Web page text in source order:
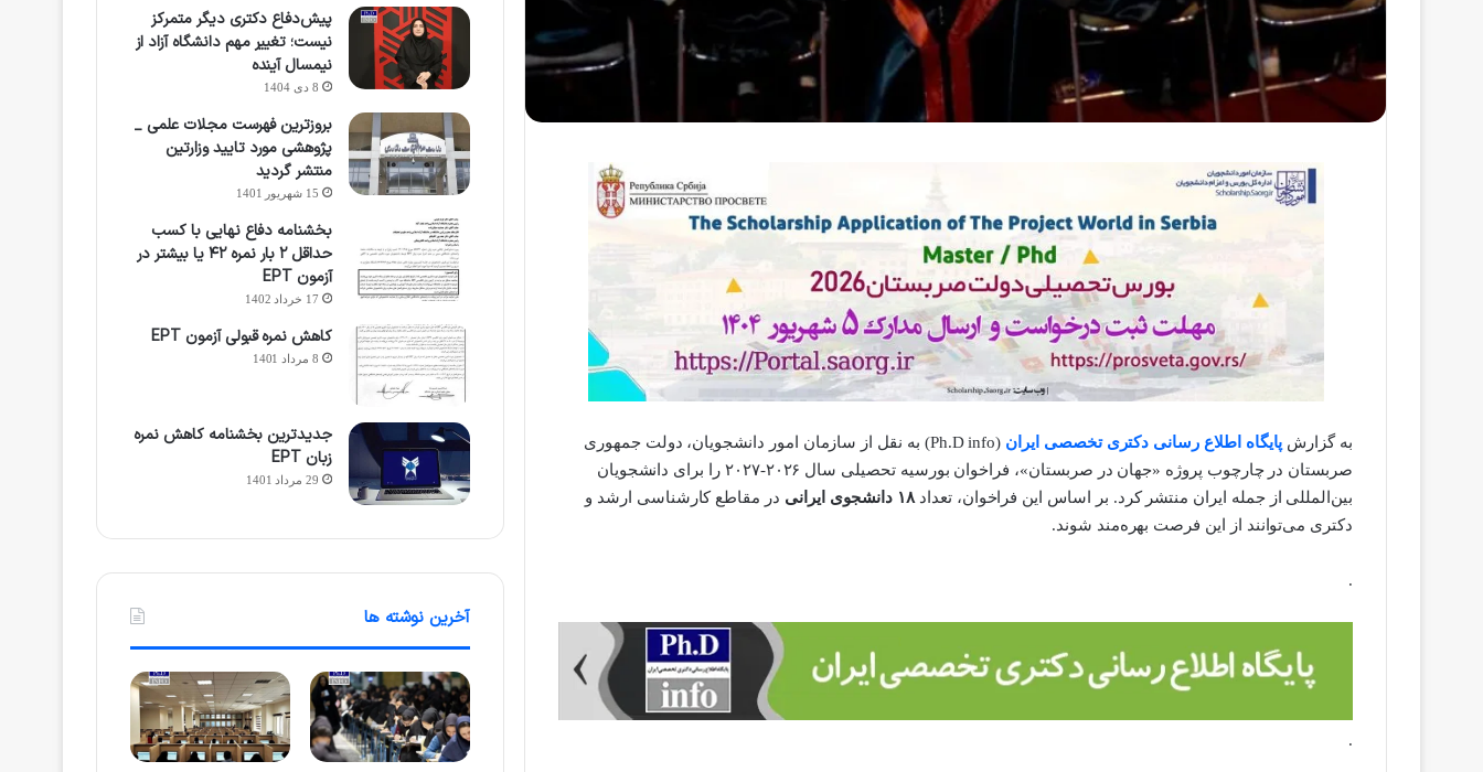
به گزارش پایگاه اطلاع رسانی دکتری تخصصی ایران
(Ph.D info) به نقل از سازمان امور دانشجویان، دولت جمهوری
صربستان در چارچوب پروژه «جهان در صربستان»، فراخوان بورسیه تحصیلی سال ۲۰۲۶-۲۰۲۷ را برای دانشجویان
بین‌المللی از جمله ایران منتشر کرد. بر اساس این فراخوان، تعداد۱۸ دانشجوی ایرانی
در مقاطع کارشناسی ارشد و
دکتری می‌توانند از این فرصت بهره‌مند شوند.
.
.
پیش‌دفاع دکتری دیگر متمرکز
نیست؛ تغییر مهم دانشگاه آزاد از
نیمسال آینده
8 دی 1404
بروزترین فهرست مجلات علمی _
پژوهشی مورد تایید وزارتین
منتشر گردید
15 شهریور 1401
بخشنامه دفاع نهایی با کسب
حداقل ۲ بار نمره ۴۲ یا بیشتر در
آزمون EPT
17 خرداد 1402
کاهش نمره قبولی آزمون EPT
8 مرداد 1401
جدیدترین بخشنامه کاهش نمره
زبان EPT
29 مرداد 1401
آخرین نوشته ها